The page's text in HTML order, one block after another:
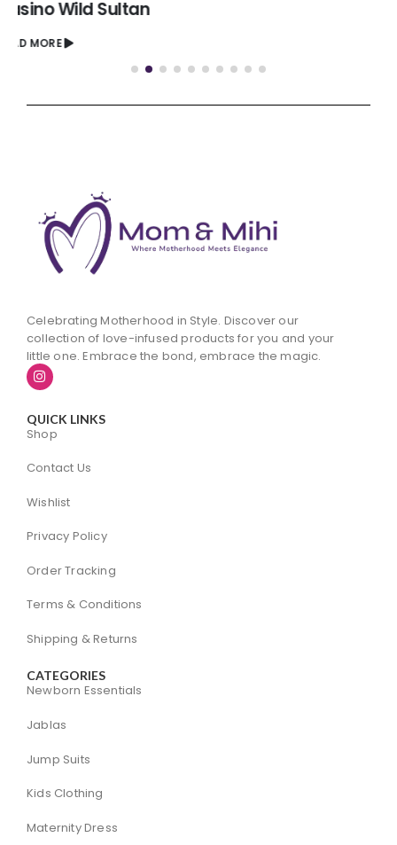
Celebrating Motherhood in Style. Discover our
collection of love-infused products for you and your
little one. Embrace the bond, embrace the magic.
QUICK LINKS
Shop
Contact Us
Wishlist
Privacy Policy
Order Tracking
Terms & Conditions
Shipping & Returns
CATEGORIES
Newborn Essentials
Jablas
Jump Suits
Kids Clothing
Maternity Dress